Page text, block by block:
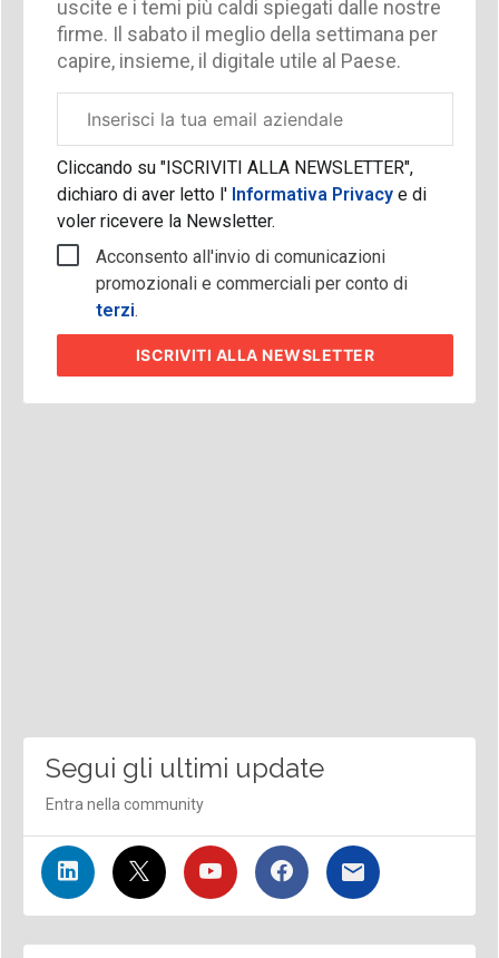
uscite e i temi più caldi spiegati dalle nostre
firme. Il sabato il meglio della settimana per
capire, insieme, il digitale utile al Paese.
aziendale
Cliccando su "ISCRIVITI ALLA NEWSLETTER",
dichiaro di aver letto l'Informativa Privacy e di
voler ricevere la Newsletter.
Acconsento all'invio di comunicazioni
promozionali e commerciali per conto di
terzi.
ISCRIVITI ALLA NEWSLETTER
Segui gli ultimi update
Entra nella community